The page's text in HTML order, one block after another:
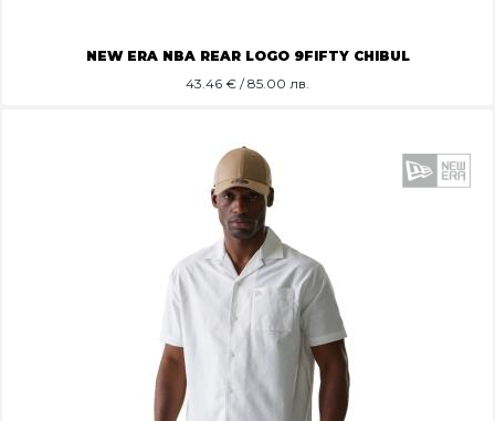
NEW ERA NBA REAR LOGO 9FIFTY CHIBUL
43.46 € / 85.00 лв.